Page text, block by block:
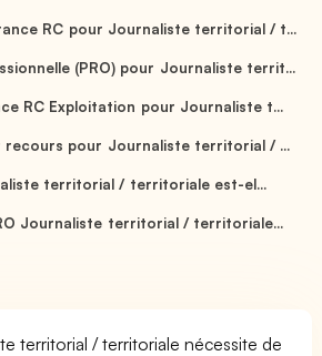
RC pour Journaliste territorial / t...
(PRO) pour Journaliste territ...
RC Exploitation pour Journaliste t...
recours pour Journaliste territorial / ...
territorial / territoriale est-el...
Journaliste territorial / territoriale...
territorial / territoriale nécessite de